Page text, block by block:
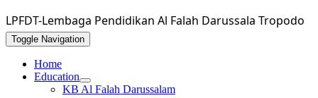
LPFDT-Lembaga Pendidikan Al Falah Darussala Tropodo
Toggle Navigation
Home
Education
KB Al Falah Darussalam